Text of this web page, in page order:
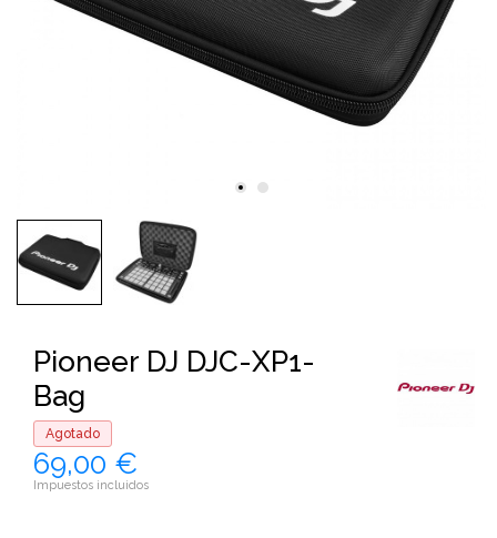
Pioneer DJ DJC-XP1-
Bag
Agotado
69,00 €
Impuestos incluidos